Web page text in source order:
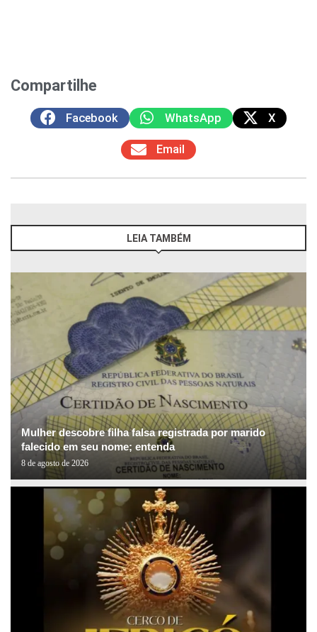
Compartilhe
Facebook WhatsApp X
Email
LEIA TAMBÉM
Mulher descobre filha falsa registrada por marido
falecido em seu nome; entenda
8 de agosto de 2026